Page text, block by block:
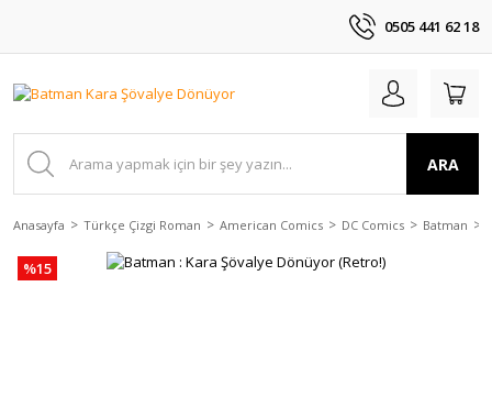
0505 441 62 18
ARA
Anasayfa Türkçe Çizgi Roman American Comics DC Comics Batman
%15